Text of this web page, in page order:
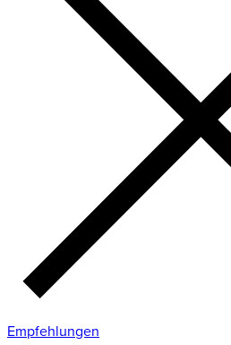
Empfehlungen